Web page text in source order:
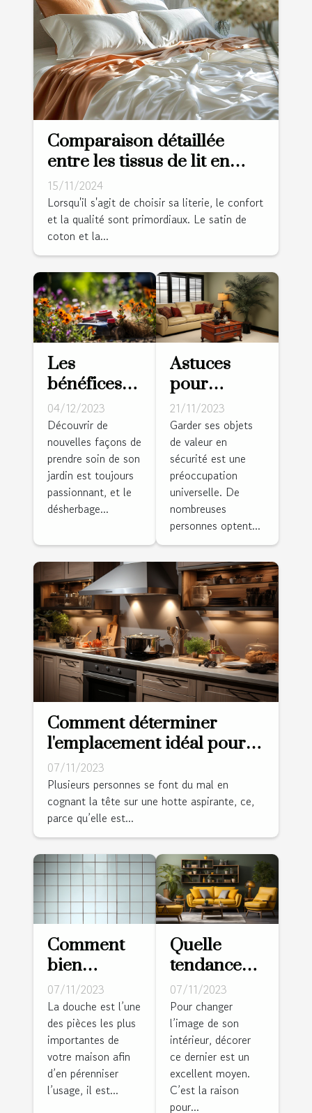
Comparaison détaillée
entre les tissus de lit en
satin de coton et percale
15/11/2024
Lorsqu'il s'agit de choisir sa literie, le confort
et la qualité sont primordiaux. Le satin de
coton et la...
Les
bénéfices
du
désherbage
thermique
pour votre
jardin
04/12/2023
Découvrir de
nouvelles façons de
prendre soin de son
jardin est toujours
passionnant, et le
désherbage...
Astuces
pour
dissimuler
un coffre-
fort dans
votre salle
de séjour
21/11/2023
Garder ses objets
de valeur en
sécurité est une
préoccupation
universelle. De
nombreuses
personnes optent...
Comment déterminer
l'emplacement idéal pour
une hotte aspirante ?
07/11/2023
Plusieurs personnes se font du mal en
cognant la tête sur une hotte aspirante, ce,
parce qu’elle est...
Comment
bien
entretenir
sa douche ?
07/11/2023
La douche est l’une
des pièces les plus
importantes de
votre maison afin
d’en pérenniser
l’usage, il est...
Quelle
tendance
déco pour
un intérieur
en vogue ?
07/11/2023
Pour changer
l’image de son
intérieur, décorer
ce dernier est un
excellent moyen.
C’est la raison
pour...